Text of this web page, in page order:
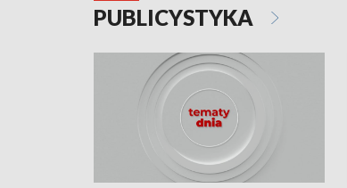
PUBLICYSTYKA